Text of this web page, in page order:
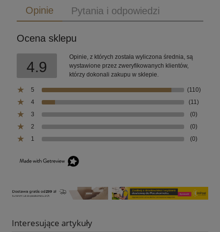
Opinie Pytania i odpowiedzi
Ocena sklepu
4.9
Opinie, z których została wyliczona średnia, są
wystawione przez zweryfikowanych klientów,
którzy dokonali zakupu w sklepie.
5
(110)
4
(11)
3
(0)
2
(0)
1
(0)
Interesujące artykuły